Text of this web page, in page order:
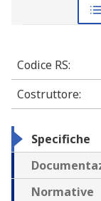
Codice RS:
Costruttore:
Specifiche
Normative